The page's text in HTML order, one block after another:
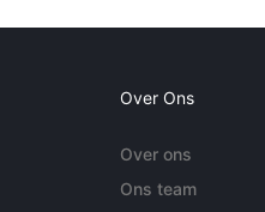
Over Ons
Over ons
Ons team